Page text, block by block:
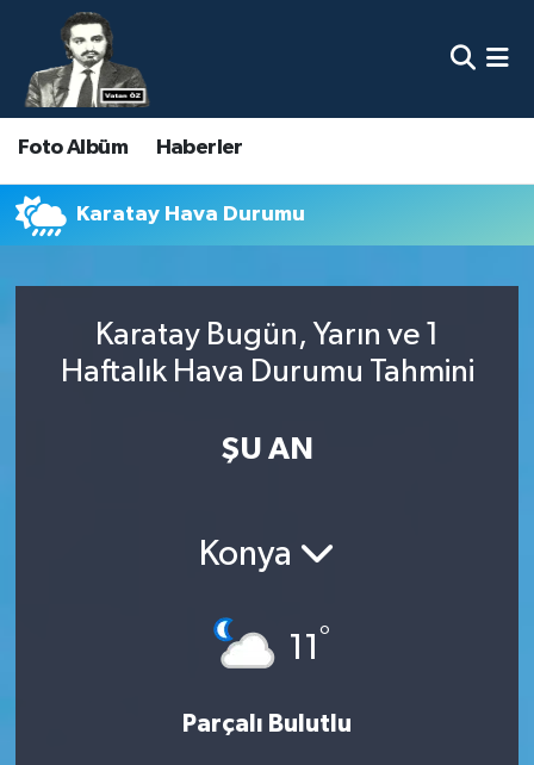
Foto Albüm Haberler
Karatay Hava Durumu
Karatay Bugün, Yarın ve 1
Haftalık Hava Durumu Tahmini
ŞU AN
Konya
11°
Parçalı Bulutlu
Nöbetçi Eczaneler
Hava Durumu
Namaz Vakitleri
Süper Lig Puan Durumu ve Fikstür
Son Dakika Haberleri